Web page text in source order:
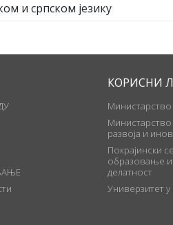
и српском језику
КОРИСНИ
развоја и
Покрајински
образовање и
делатност
Универзитет